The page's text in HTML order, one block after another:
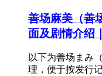
善场麻美（善
面及剧情介绍
以下为善场まみ
理，便于按发行